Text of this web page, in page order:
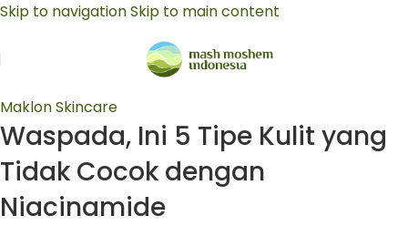
Skip to navigationSkip to main content
Maklon Skincare
Waspada, Ini 5 Tipe Kulit yang
Tidak Cocok dengan
Niacinamide